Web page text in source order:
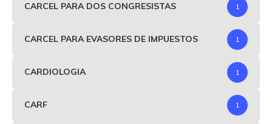
CARCEL PARA DOS CONGRESISTAS 1
CARCEL PARA EVASORES DE IMPUESTOS 1
CARDIOLOGIA 1
CARF 1